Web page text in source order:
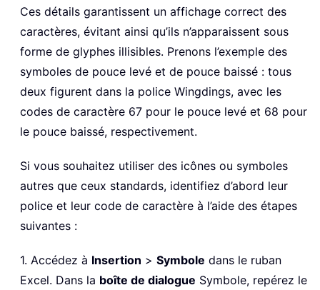
Ces détails garantissent un affichage correct des
caractères, évitant ainsi qu’ils n’apparaissent sous
forme de glyphes illisibles. Prenons l’exemple des
symboles de pouce levé et de pouce baissé : tous
deux figurent dans la police Wingdings, avec les
codes de caractère 67 pour le pouce levé et 68 pour
le pouce baissé, respectivement.
Si vous souhaitez utiliser des icônes ou symboles
autres que ceux standards, identifiez d’abord leur
police et leur code de caractère à l’aide des étapes
suivantes :
1. Accédez à Insertion > Symbole dans le ruban
Excel. Dans la boîte de dialogue Symbole, repérez le